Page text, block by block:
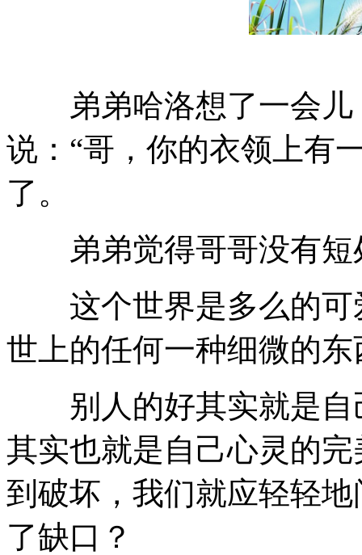
弟弟哈洛想了一会儿
说：“哥，你的衣领上有
了。
弟弟觉得哥哥没有短
这个世界是多么的可
世上的任何一种细微的
别人的好其实就是自
其实也就是自己心灵的
到破坏，我们就应轻轻
了缺口？